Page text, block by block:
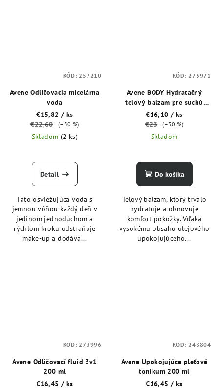
Avene Odličovacia micelárna
voda
€15,82/ ks
€22,60
(–30 %)
Skladom (2 ks)
Detail
Táto osviežujúca voda s
jemnou vôňou každý deň v
jedinom jednoduchom a
rýchlom kroku odstraňuje
make-up a dodáva...
KÓD: 257210
Avene BODY Hydratačný
telový balzam pre suchú
citlivú pokožku 250 ml
€16,10/ ks
€23
(–30 %)
Skladom
Do košíka
Telový balzam, ktorý trvalo
hydratuje a obnovuje
komfort pokožky. Vďaka
vysokému obsahu olejového
upokojujúceho...
KÓD: 273971
Avene Odličovací fluid 3v1
200 ml
€16,45/ ks
KÓD: 273996
Avene Upokojujúce pleťové
tonikum 200 ml
€16,45/ ks
KÓD: 248804